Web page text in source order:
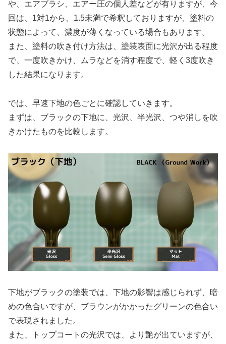
や、エアブラシ、エアー圧の個人差などが有りますが、今
回は、1対1から、1.5未満で希釈しておりますが、塗料の
状態によって、濃度が薄くなっている場合もあります。
また、塗料の吹き付け方法は、塗装表面に光沢が出る程度
で、一度吹きかけ、ムラなどを消す程度で、軽く3度吹き
した結果になります。
では、早速下地の色ごとに確認していきます。
まずは、ブラックの下地に、光沢、半光沢、つや消しを吹
きかけたものを比較します。
下地がブラックの塗装では、下地の影響は感じられず、暗
めの色合いですが、ブラウンがかかったグリーンの色合い
で表現されました。
また、トップコートの光沢では、より艶が出ていますが、